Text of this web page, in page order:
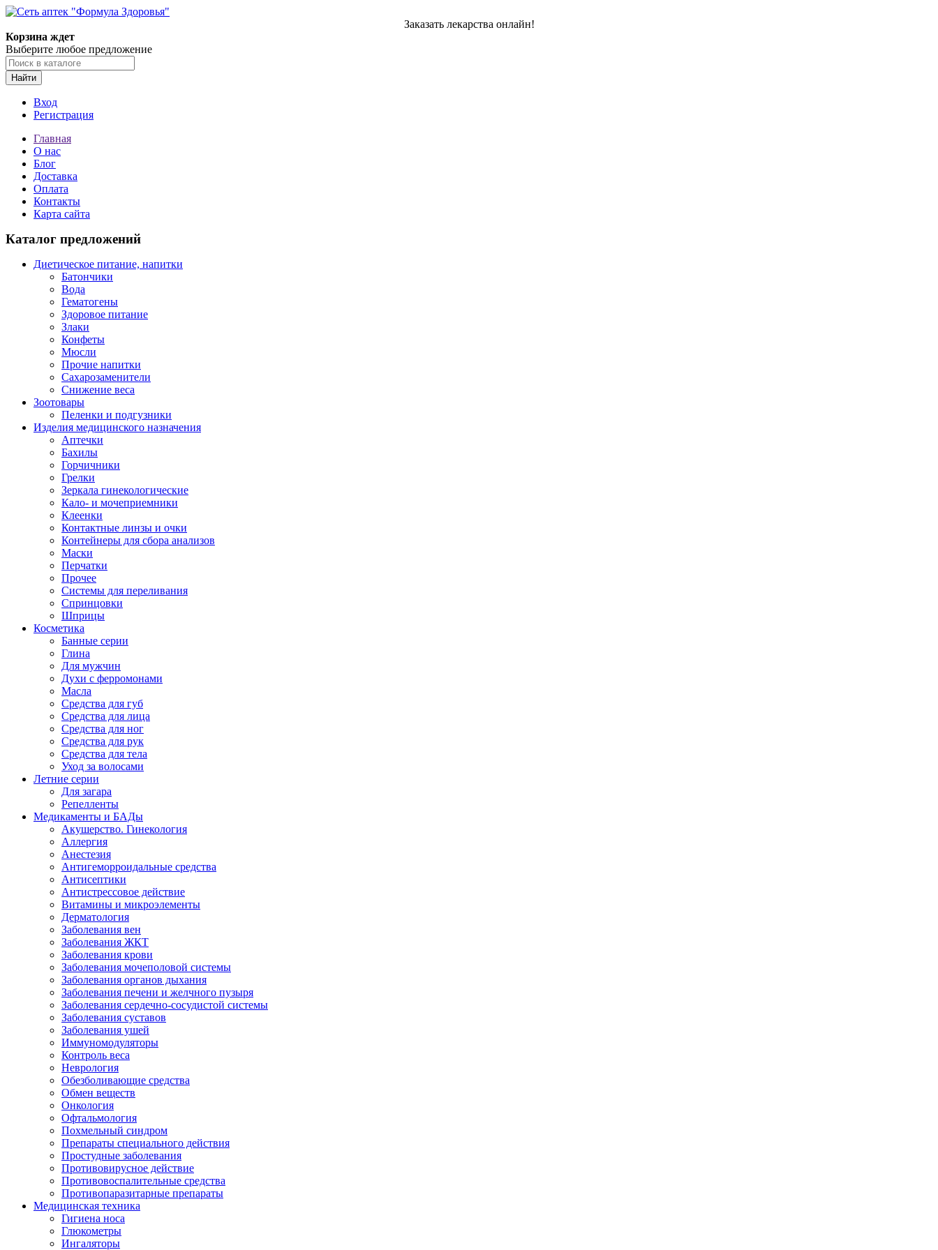
Заказать лекарства онлайн!
Корзина ждет
Выберите любое предложение
Найти
Вход
Регистрация
Главная
О нас
Блог
Доставка
Оплата
Контакты
Карта сайта
Каталог предложений
Диетическое питание, напитки
Батончики
Вода
Гематогены
Здоровое питание
Злаки
Конфеты
Мюсли
Прочие напитки
Сахарозаменители
Снижение веса
Зоотовары
Пеленки и подгузники
Изделия медицинского назначения
Аптечки
Бахилы
Горчичники
Грелки
Зеркала гинекологические
Кало- и мочеприемники
Клеенки
Контактные линзы и очки
Контейнеры для сбора анализов
Маски
Перчатки
Прочее
Системы для переливания
Спринцовки
Шприцы
Косметика
Банные серии
Глина
Для мужчин
Духи с ферромонами
Масла
Средства для губ
Средства для лица
Средства для ног
Средства для рук
Средства для тела
Уход за волосами
Летние серии
Для загара
Репелленты
Медикаменты и БАДы
Акушерство. Гинекология
Аллергия
Анестезия
Антигеморроидальные средства
Антисептики
Антистрессовое действие
Витамины и микроэлементы
Дерматология
Заболевания вен
Заболевания ЖКТ
Заболевания крови
Заболевания мочеполовой системы
Заболевания органов дыхания
Заболевания печени и желчного пузыря
Заболевания сердечно-сосудистой системы
Заболевания суставов
Заболевания ушей
Иммуномодуляторы
Контроль веса
Неврология
Обезболивающие средства
Обмен веществ
Онкология
Офтальмология
Похмельный синдром
Препараты специального действия
Простудные заболевания
Противовирусное действие
Противовоспалительные средства
Противопаразитарные препараты
Медицинская техника
Гигиена носа
Глюкометры
Ингаляторы